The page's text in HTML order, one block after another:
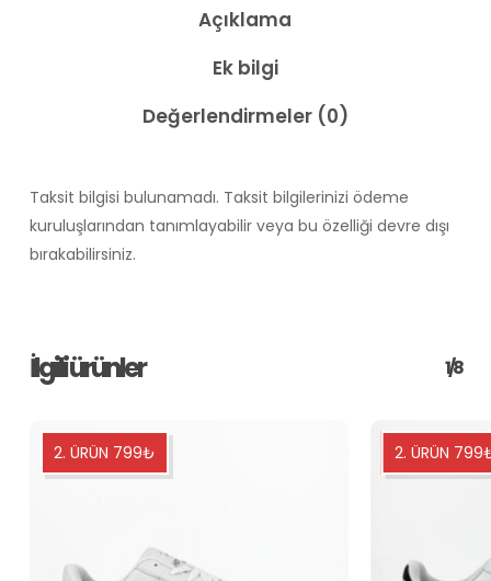
Açıklama
Ek bilgi
Değerlendirmeler (0)
Taksit bilgisi bulunamadı. Taksit bilgilerinizi ödeme
kuruluşlarından tanımlayabilir veya bu özelliği devre dışı
bırakabilirsiniz.
İlgili ürünler 1/8
2. ÜRÜN 799₺ 2. ÜRÜN